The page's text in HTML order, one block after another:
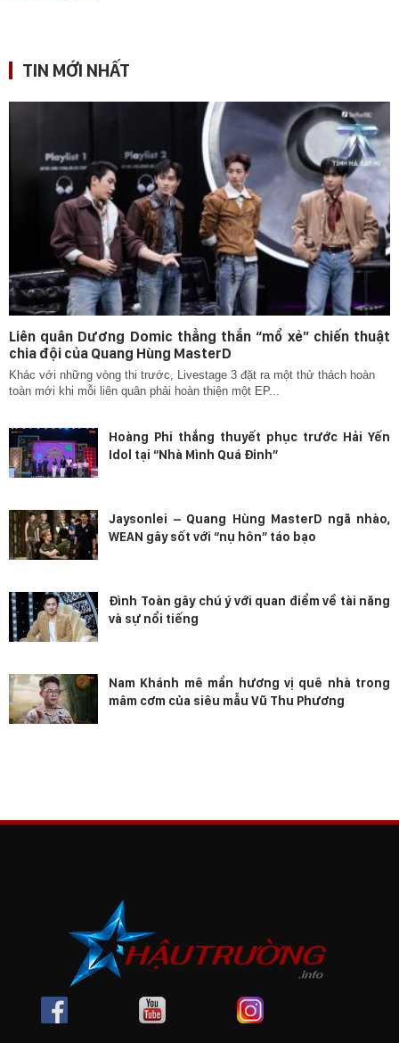
TIN MỚI NHẤT
Liên quân Dương Domic thẳng thắn “mổ xẻ” chiến thuật
chia đội của Quang Hùng MasterD
Khác với những vòng thi trước, Livestage 3 đặt ra một thử thách hoàn
toàn mới khi mỗi liên quân phải hoàn thiện một EP...
Hoàng Phi thắng thuyết phục trước Hải Yến
Idol tại “Nhà Mình Quá Đỉnh”
Jaysonlei – Quang Hùng MasterD ngã nhào,
WEAN gây sốt với “nụ hôn” táo bạo
Đình Toàn gây chú ý với quan điểm về tài năng
và sự nổi tiếng
Nam Khánh mê mẩn hương vị quê nhà trong
mâm cơm của siêu mẫu Vũ Thu Phương